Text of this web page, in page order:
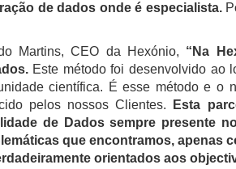
de dados onde é especialista.
Martins, CEO da Hexónio, “Na
Este método foi desenvolvido ao
científica. É esse método e o
pelos nossos Clientes.
Esta
de Dados sempre presente
que encontramos, apenas
orientados aos